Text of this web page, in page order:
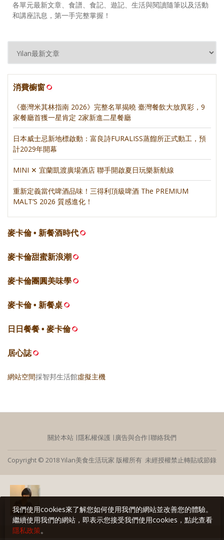
各單元最新文章、食譜、食記、遊記、生活與閱讀隨筆以及活動
和講座訊息，第一手完整掌握！
消費櫥窗
《臺灣米其林指南 2026》完整名單揭曉 臺灣餐飲大放異彩，9
家餐廳首獲一星肯定 2家新進二星餐廳
日本威士忌新地標啟動：富良詩FURALISS蒸餾所正式動工，預
計2029年開幕
MINI ✕ 宜蘭凱渡廣場酒店 聯手開啟夏日玩樂新航線
重新定義當代啤酒品味！三得利頂級啤酒 The PREMIUM
MALT’S 2026 質感進化！
麥卡倫 • 新餐酒時代
麥卡倫甜蜜新浪潮
麥卡倫團圓美味學
麥卡倫 • 新餐桌
日日餐餐 • 麥卡倫
居心誌
網站空間採智邦生活館虛擬主機
關於本站 ∣隱私權保護 ∣廣告與合作∣聯絡我們
Copyright © 2018 Yilan美食生活玩家 版權所有 未經授權禁止轉貼或節錄
我們使用cookies來了解您如何使用我們的網站並改善您的體驗。
繼續使用我們的網站，即表示您接受我們使用cookies，點此查看
隱私政策。